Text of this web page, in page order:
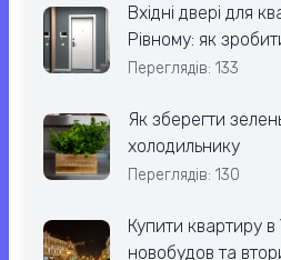
Вхідні двері для
Рівному: як
Переглядів: 133
Як зберегти
холодильнику
Переглядів: 130
Купити квартиру в
новобудов та